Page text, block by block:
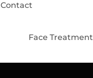
Contact
Face Treatment